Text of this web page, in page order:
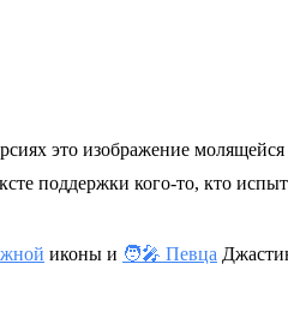
это изображение молящейся
поддержки кого-то, кто
иконы и 🧑‍🎤 Певца